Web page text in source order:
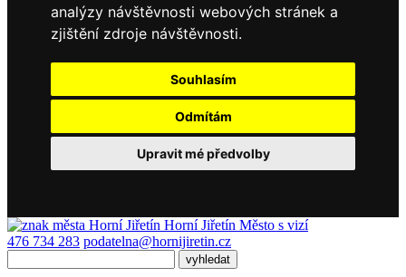
analýzy návštěvnosti webových stránek a
zjištění zdroje návštěvnosti.
Souhlasím
Odmítám
Upravit mé předvolby
Horní Jiřetín Město s vizí
476 734 283 podatelna@hornijiretin.cz